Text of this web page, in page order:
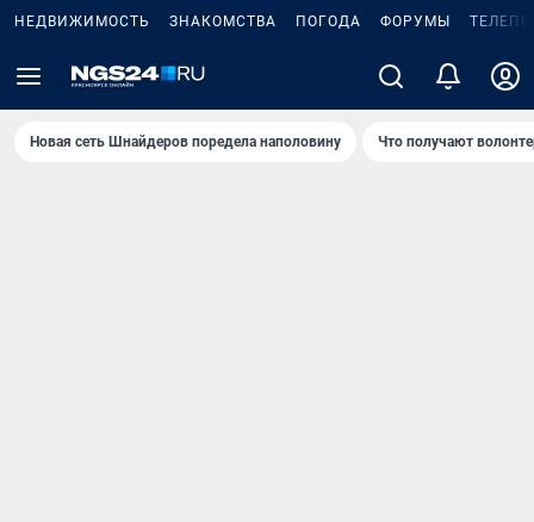
НЕДВИЖИМОСТЬ ЗНАКОМСТВА ПОГОДА ФОРУМЫ
Новая сеть Шнайдеров поредела наполовину Что получают